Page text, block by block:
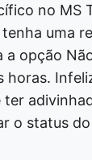
no MS
uma
a opção
horas.
o status do